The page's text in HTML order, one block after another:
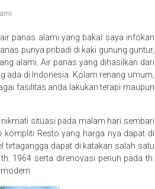
panas alami yang bakal saya infokan
punya pribadi di kaki gunung guntur,
alami. Air panas yang dihasilkan dari
ada di Indonesia. Kolam renang umum,
fasilitas anda lakukan terapi maupun
situasi pada malam hari sembari
Resto yang harga nya dapat di
tirtagangga dapat di katakan salah satu
1964 serta direnovasi penuh pada th.